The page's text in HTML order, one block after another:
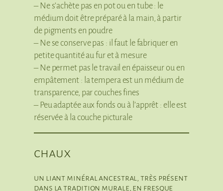
– Ne s’achète pas en pot ou en tube : le
médium doit être préparé à la main, à partir
de pigments en poudre
– Ne se conserve pas : il faut le fabriquer en
petite quantité au fur et à mesure
– Ne permet pas le travail en épaisseur ou en
empâtement : la tempera est un médium de
transparence, par couches fines
– Peu adaptée aux fonds ou à l’apprêt : elle est
réservée à la couche picturale
chaux
un liant minéral ancestral, très présent
dans la tradition murale, en fresque